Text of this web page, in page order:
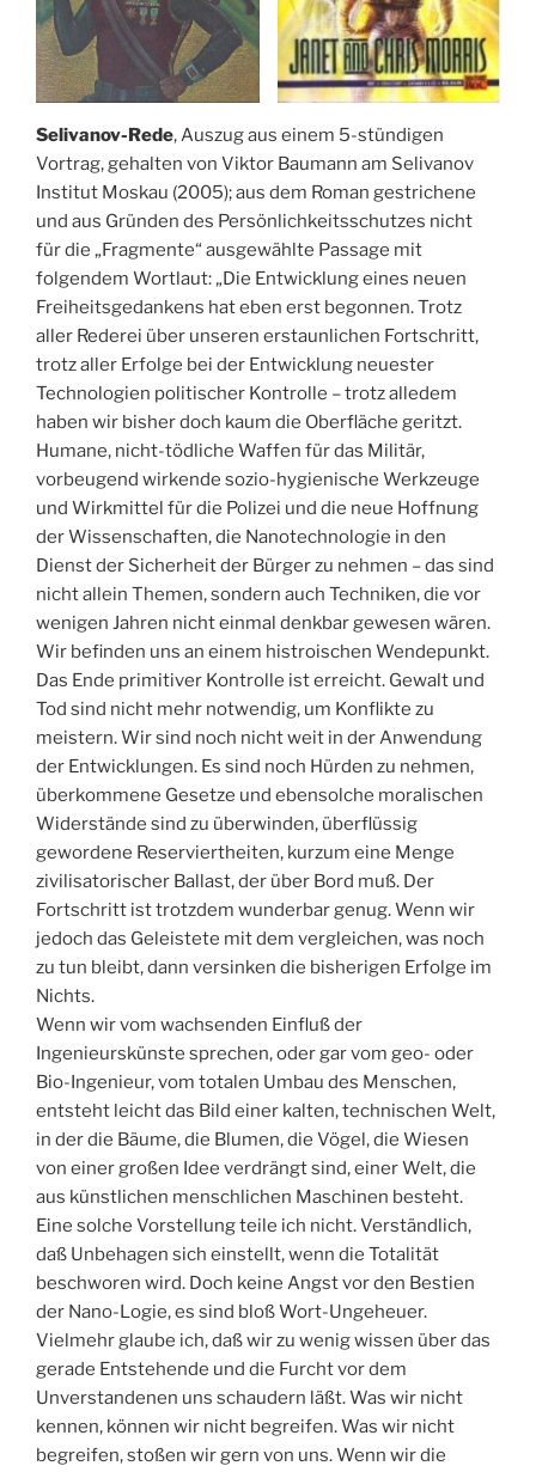
Selivanov-Rede, Auszug aus einem 5-stündigen
Vortrag, gehalten von Viktor Baumann am Selivanov
Institut Moskau (2005); aus dem Roman gestrichene
und aus Gründen des Persönlichkeitsschutzes nicht
für die „Fragmente“ ausgewählte Passage mit
folgendem Wortlaut: „Die Entwicklung eines neuen
Freiheitsgedankens hat eben erst begonnen. Trotz
aller Rederei über unseren erstaunlichen Fortschritt,
trotz aller Erfolge bei der Entwicklung neuester
Technologien politischer Kontrolle – trotz alledem
haben wir bisher doch kaum die Oberfläche geritzt.
Humane, nicht-tödliche Waffen für das Militär,
vorbeugend wirkende sozio-hygienische Werkzeuge
und Wirkmittel für die Polizei und die neue Hoffnung
der Wissenschaften, die Nanotechnologie in den
Dienst der Sicherheit der Bürger zu nehmen – das sind
nicht allein Themen, sondern auch Techniken, die vor
wenigen Jahren nicht einmal denkbar gewesen wären.
Wir befinden uns an einem histroischen Wendepunkt.
Das Ende primitiver Kontrolle ist erreicht. Gewalt und
Tod sind nicht mehr notwendig, um Konflikte zu
meistern. Wir sind noch nicht weit in der Anwendung
der Entwicklungen. Es sind noch Hürden zu nehmen,
überkommene Gesetze und ebensolche moralischen
Widerstände sind zu überwinden, überflüssig
gewordene Reserviertheiten, kurzum eine Menge
zivilisatorischer Ballast, der über Bord muß. Der
Fortschritt ist trotzdem wunderbar genug. Wenn wir
jedoch das Geleistete mit dem vergleichen, was noch
zu tun bleibt, dann versinken die bisherigen Erfolge im
Nichts.
Wenn wir vom wachsenden Einfluß der
Ingenieurskünste sprechen, oder gar vom geo- oder
Bio-Ingenieur, vom totalen Umbau des Menschen,
entsteht leicht das Bild einer kalten, technischen Welt,
in der die Bäume, die Blumen, die Vögel, die Wiesen
von einer großen Idee verdrängt sind, einer Welt, die
aus künstlichen menschlichen Maschinen besteht.
Eine solche Vorstellung teile ich nicht. Verständlich,
daß Unbehagen sich einstellt, wenn die Totalität
beschworen wird. Doch keine Angst vor den Bestien
der Nano-Logie, es sind bloß Wort-Ungeheuer.
Vielmehr glaube ich, daß wir zu wenig wissen über das
gerade Entstehende und die Furcht vor dem
Unverstandenen uns schaudern läßt. Was wir nicht
kennen, können wir nicht begreifen. Was wir nicht
begreifen, stoßen wir gern von uns. Wenn wir die